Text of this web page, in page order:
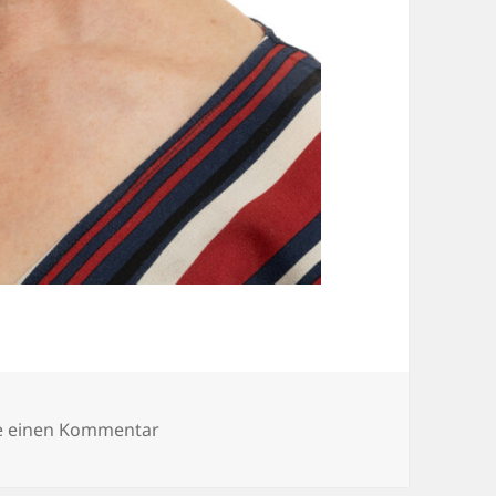
einen Kommentarzu Portrait_CL-3